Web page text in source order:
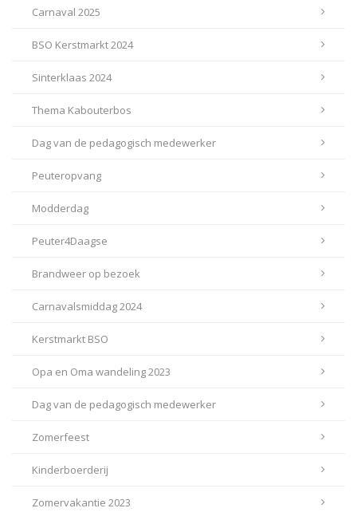
Carnaval 2025
BSO Kerstmarkt 2024
Sinterklaas 2024
Thema Kabouterbos
Dag van de pedagogisch medewerker
Peuteropvang
Modderdag
Peuter4Daagse
Brandweer op bezoek
Carnavalsmiddag 2024
Kerstmarkt BSO
Opa en Oma wandeling 2023
Dag van de pedagogisch medewerker
Zomerfeest
Kinderboerderij
Zomervakantie 2023